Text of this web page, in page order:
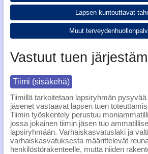
Lapsen kuntouttavat
Muut terveydenhuollon
Vastuut tuen
Tiimi (sisäkehä)
Tiimillä tarkoitetaan lapsiryhmän
jäsenet vastaavat lapsen tuen
Tiimin työskentely perustuu
jossa jokainen tiimin jäsen tuo
lapsiryhmään. Varhaiskasvatuslaki ja
varhaiskasvatuksesta määrittelevät
henkilöstörakenteelle, mutta niiden